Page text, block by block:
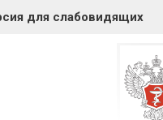
для слабовидящих